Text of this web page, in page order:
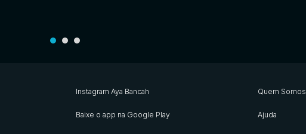
Instagram Aya Bancah
Baixe o app na Google Play
Quem Somos
Ajuda